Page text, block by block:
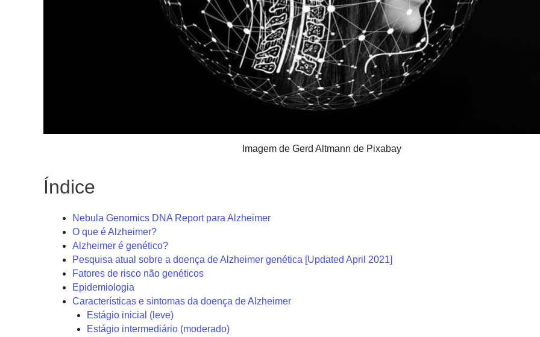
Imagem de Gerd Altmann de Pixabay
Índice
Nebula Genomics DNA Report para Alzheimer
O que é Alzheimer?
Alzheimer é genético?
Pesquisa atual sobre a doença de Alzheimer genética [Updated April 2021]
Fatores de risco não genéticos
Epidemiologia
Características e sintomas da doença de Alzheimer
Estágio inicial (leve)
Estágio intermediário (moderado)